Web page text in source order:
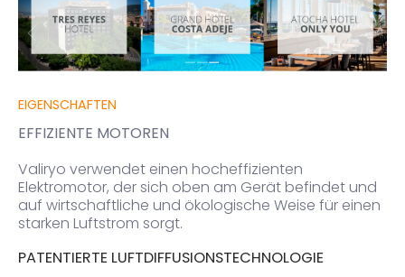
EIGENSCHAFTEN
EFFIZIENTE MOTOREN
Valiryo verwendet einen hocheffizienten
Elektromotor, der sich oben am Gerät befindet und
auf wirtschaftliche und ökologische Weise für einen
starken Luftstrom sorgt.
PATENTIERTE LUFTDIFFUSIONSTECHNOLOGIE